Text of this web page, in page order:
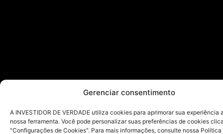
Gerenciar consentimento
A INVESTIDOR DE VERDADE utiliza cookies para aprimorar sua experiência
nossa ferramenta. Você pode personalizar suas preferências de cookies
"Configurações de Cookies". Para mais informações, consulte nossa Política